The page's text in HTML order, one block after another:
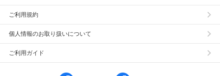
ご利用規約
個人情報のお取り扱いについて
ご利用ガイド